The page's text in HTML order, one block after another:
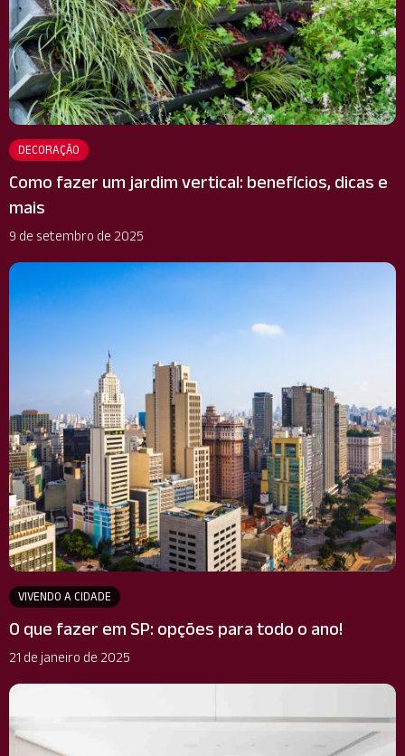
DECORAÇÃO
Como fazer um jardim vertical: benefícios, dicas e
mais
9 de setembro de 2025
VIVENDO A CIDADE
O que fazer em SP: opções para todo o ano!
21 de janeiro de 2025